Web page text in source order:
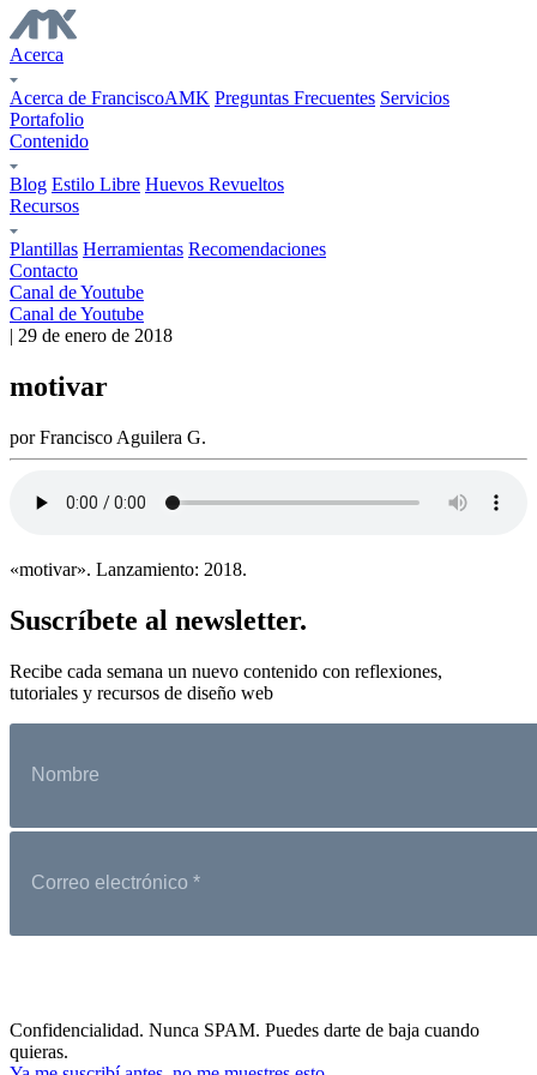
Acerca
Acerca de FranciscoAMK Preguntas Frecuentes Servicios
Portafolio
Contenido
Blog Estilo Libre Huevos Revueltos
Recursos
Plantillas Herramientas Recomendaciones
Contacto
Canal de Youtube
Canal de Youtube
| 29 de enero de 2018
motivar
por Francisco Aguilera G.
«motivar». Lanzamiento: 2018.
Suscríbete al newsletter.
Recibe cada semana un nuevo contenido con reflexiones,
tutoriales y recursos de diseño web
Confidencialidad. Nunca SPAM. Puedes darte de baja cuando
quieras.